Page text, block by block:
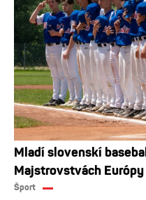
Mladí slovenskí
Majstrovstvách Európy
Šport